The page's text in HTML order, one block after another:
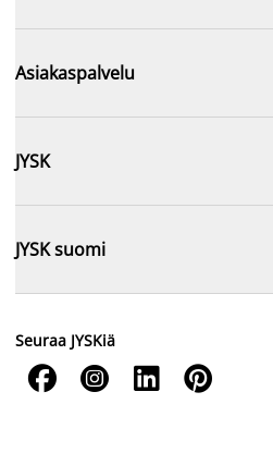
Asiakaspalvelu
JYSK
JYSK suomi
Seuraa JYSKiä
   